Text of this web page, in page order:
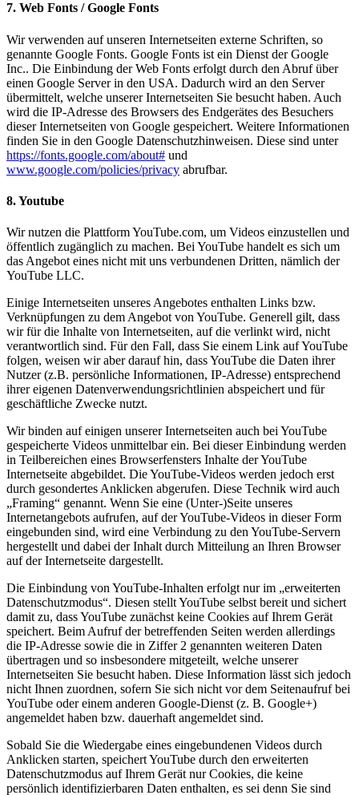
7. Web Fonts / Google Fonts
Wir verwenden auf unseren Internetseiten externe Schriften, so
genannte Google Fonts. Google Fonts ist ein Dienst der Google
Inc.. Die Einbindung der Web Fonts erfolgt durch den Abruf über
einen Google Server in den USA. Dadurch wird an den Server
übermittelt, welche unserer Internetseiten Sie besucht haben. Auch
wird die IP-Adresse des Browsers des Endgerätes des Besuchers
dieser Internetseiten von Google gespeichert. Weitere Informationen
finden Sie in den Google Datenschutzhinweisen. Diese sind unter
https://fonts.google.com/about# und
www.google.com/policies/privacy abrufbar.
8. Youtube
Wir nutzen die Plattform YouTube.com, um Videos einzustellen und
öffentlich zugänglich zu machen. Bei YouTube handelt es sich um
das Angebot eines nicht mit uns verbundenen Dritten, nämlich der
YouTube LLC.
Einige Internetseiten unseres Angebotes enthalten Links bzw.
Verknüpfungen zu dem Angebot von YouTube. Generell gilt, dass
wir für die Inhalte von Internetseiten, auf die verlinkt wird, nicht
verantwortlich sind. Für den Fall, dass Sie einem Link auf YouTube
folgen, weisen wir aber darauf hin, dass YouTube die Daten ihrer
Nutzer (z.B. persönliche Informationen, IP-Adresse) entsprechend
ihrer eigenen Datenverwendungsrichtlinien abspeichert und für
geschäftliche Zwecke nutzt.
Wir binden auf einigen unserer Internetseiten auch bei YouTube
gespeicherte Videos unmittelbar ein. Bei dieser Einbindung werden
in Teilbereichen eines Browserfensters Inhalte der YouTube
Internetseite abgebildet. Die YouTube-Videos werden jedoch erst
durch gesondertes Anklicken abgerufen. Diese Technik wird auch
„Framing“ genannt. Wenn Sie eine (Unter-)Seite unseres
Internetangebots aufrufen, auf der YouTube-Videos in dieser Form
eingebunden sind, wird eine Verbindung zu den YouTube-Servern
hergestellt und dabei der Inhalt durch Mitteilung an Ihren Browser
auf der Internetseite dargestellt.
Die Einbindung von YouTube-Inhalten erfolgt nur im „erweiterten
Datenschutzmodus“. Diesen stellt YouTube selbst bereit und sichert
damit zu, dass YouTube zunächst keine Cookies auf Ihrem Gerät
speichert. Beim Aufruf der betreffenden Seiten werden allerdings
die IP-Adresse sowie die in Ziffer 2 genannten weiteren Daten
übertragen und so insbesondere mitgeteilt, welche unserer
Internetseiten Sie besucht haben. Diese Information lässt sich jedoch
nicht Ihnen zuordnen, sofern Sie sich nicht vor dem Seitenaufruf bei
YouTube oder einem anderen Google-Dienst (z. B. Google+)
angemeldet haben bzw. dauerhaft angemeldet sind.
Sobald Sie die Wiedergabe eines eingebundenen Videos durch
Anklicken starten, speichert YouTube durch den erweiterten
Datenschutzmodus auf Ihrem Gerät nur Cookies, die keine
persönlich identifizierbaren Daten enthalten, es sei denn Sie sind